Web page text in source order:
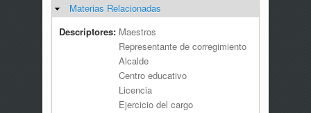
Ocultar
Materias Relacionadas
Descriptores: Maestros
Representante de corregimiento
Alcalde
Centro educativo
Licencia
Ejercicio del cargo